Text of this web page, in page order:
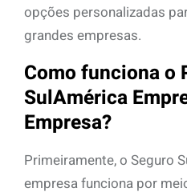
opções personalizadas
grandes empresas.
Como funciona o
SulAmérica
Empresa?
Primeiramente, o Seguro
empresa funciona por